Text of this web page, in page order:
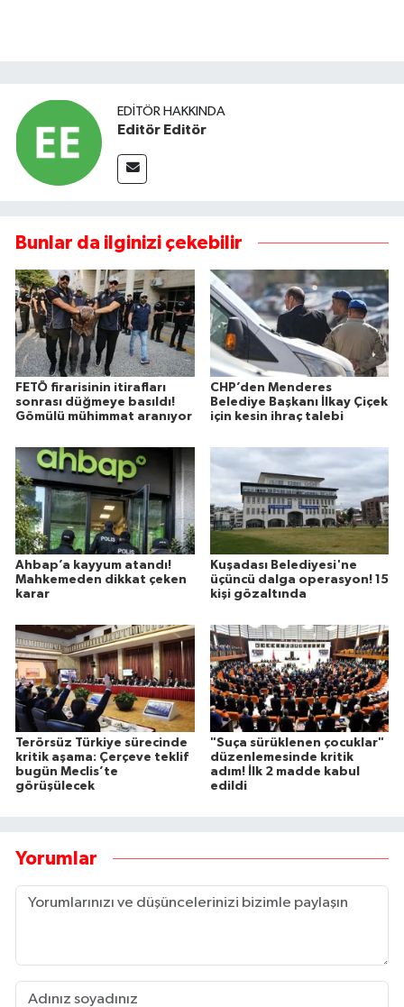
EDITÖR HAKKINDA
Editör Editör
Bunlar da ilginizi çekebilir
FETÖ firarisinin itirafları
sonrası düğmeye basıldı!
Gömülü mühimmat aranıyor
CHP’den Menderes
Belediye Başkanı İlkay Çiçek
için kesin ihraç talebi
Ahbap’a kayyum atandı!
Mahkemeden dikkat çeken
karar
Kuşadası Belediyesi'ne
üçüncü dalga operasyon! 15
kişi gözaltında
Terörsüz Türkiye sürecinde
kritik aşama: Çerçeve teklif
bugün Meclis’te
görüşülecek
"Suça sürüklenen çocuklar"
düzenlemesinde kritik
adım! İlk 2 madde kabul
edildi
Yorumlar